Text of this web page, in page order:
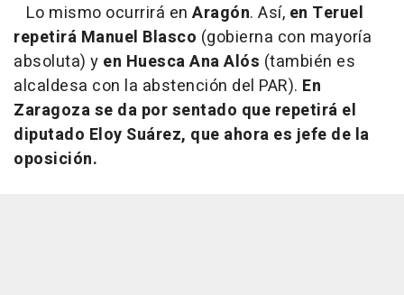
Lo mismo ocurrirá en Aragón. Así, en Teruel
repetirá Manuel Blasco (gobierna con mayoría
absoluta) y en Huesca Ana Alós (también es
alcaldesa con la abstención del PAR). En
Zaragoza se da por sentado que repetirá el
diputado Eloy Suárez, que ahora es jefe de la
oposición.